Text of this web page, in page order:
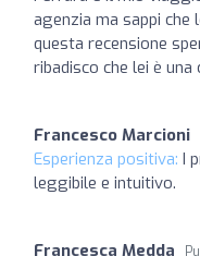
agenzia ma sappi che
questa recensione
ribadisco che lei è una
Francesco Marcioni
Esperienza positiva: I
leggibile e intuitivo.
Francesca Medda